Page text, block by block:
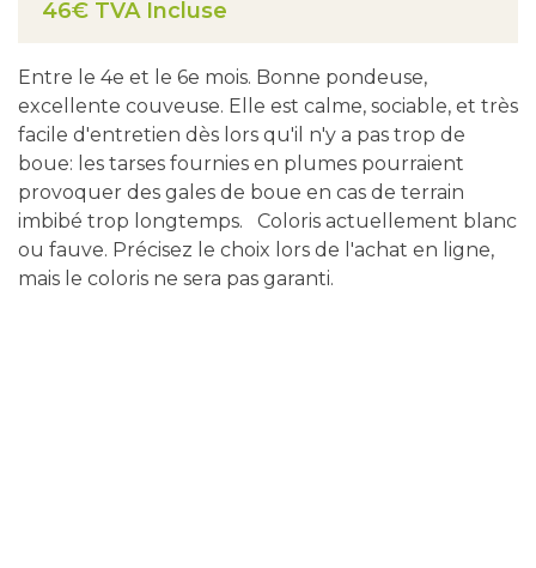
46€ TVA Incluse
Entre le 4e et le 6e mois. Bonne pondeuse,
excellente couveuse. Elle est calme, sociable, et très
facile d'entretien dès lors qu'il n'y a pas trop de
boue: les tarses fournies en plumes pourraient
provoquer des gales de boue en cas de terrain
imbibé trop longtemps. Coloris actuellement blanc
ou fauve. Précisez le choix lors de l'achat en ligne,
mais le coloris ne sera pas garanti.